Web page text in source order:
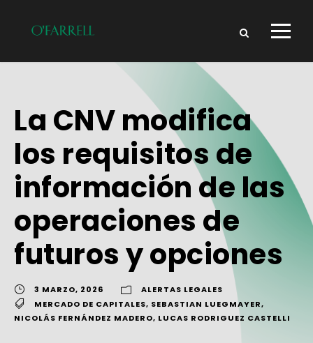
La CNV modifica
los requisitos de
información de las
operaciones de
futuros y opciones
3 MARZO, 2026
ALERTAS LEGALES
MERCADO DE CAPITALES, SEBASTIAN LUEGMAYER,
NICOLÁS FERNÁNDEZ MADERO, LUCAS RODRIGUEZ CASTELLI